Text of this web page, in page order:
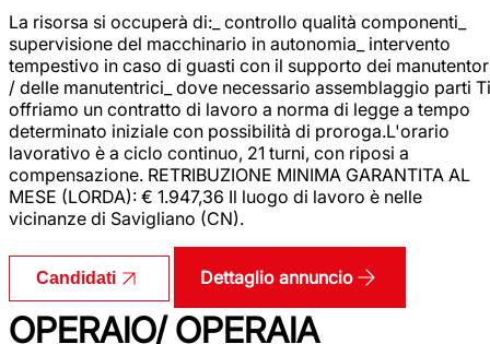
La risorsa si occuperà di:_ controllo qualità componenti_
supervisione del macchinario in autonomia_ intervento
tempestivo in caso di guasti con il supporto dei
/ delle manutentrici_ dove necessario assemblaggio parti Ti
offriamo un contratto di lavoro a norma di legge a tempo
determinato iniziale con possibilità di proroga.L'orario
lavorativo è a ciclo continuo, 21 turni, con riposi a
compensazione. RETRIBUZIONE MINIMA GARANTITA AL
MESE (LORDA): € 1.947,36 Il luogo di lavoro è nelle
vicinanze di Savigliano (CN).
Candidati Dettaglio annuncio
OPERAIO/ OPERAIA